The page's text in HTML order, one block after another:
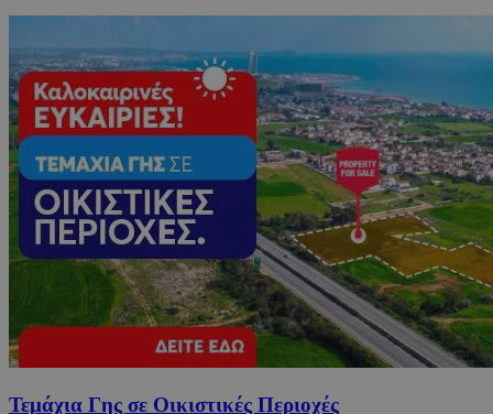
Τεμάχια Γης σε Οικιστικές Περιοχές